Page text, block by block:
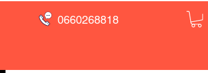
0660268818